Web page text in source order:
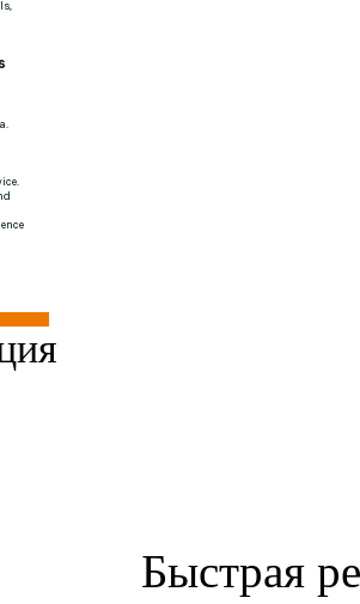
Быстрая